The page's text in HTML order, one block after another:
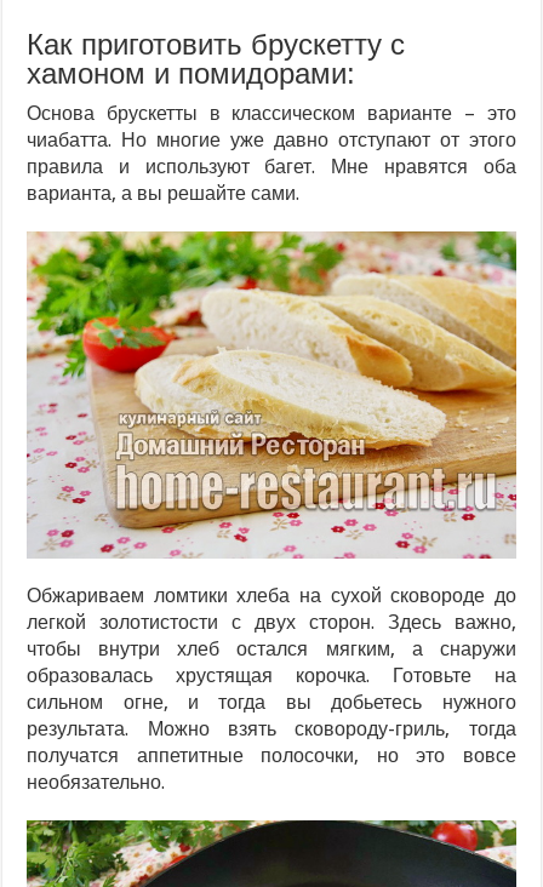
Как приготовить брускетту с
хамоном и помидорами:
Основа брускетты в классическом варианте – это
чиабатта. Но многие уже давно отступают от этого
правила и используют багет. Мне нравятся оба
варианта, а вы решайте сами.
Обжариваем ломтики хлеба на сухой сковороде до
легкой золотистости с двух сторон. Здесь важно,
чтобы внутри хлеб остался мягким, а снаружи
образовалась хрустящая корочка. Готовьте на
сильном огне, и тогда вы добьетесь нужного
результата. Можно взять сковороду-гриль, тогда
получатся аппетитные полосочки, но это вовсе
необязательно.